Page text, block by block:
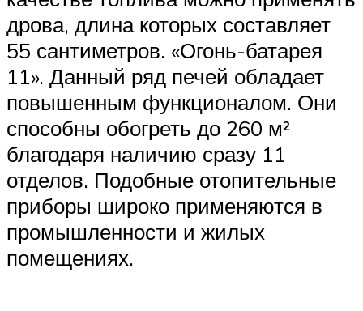
дрова, длина которых составляет
55 сантиметров. «Огонь-батарея
11». Данный ряд печей обладает
повышенным функционалом. Они
способны обогреть до 260 м²
благодаря наличию сразу 11
отделов. Подобные отопительные
приборы широко применяются в
промышленности и жилых
помещениях.